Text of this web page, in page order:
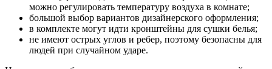
можно регулировать температуру воздуха в комнате;
большой выбор вариантов дизайнерского оформления;
в комплекте могут идти кронштейны для сушки белья;
не имеют острых углов и ребер, поэтому безопасны для
людей при случайном ударе.